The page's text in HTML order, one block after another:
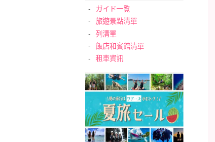
ガイド一覧
旅遊景點清單
列清單
飯店和賓館清單
租車資訊